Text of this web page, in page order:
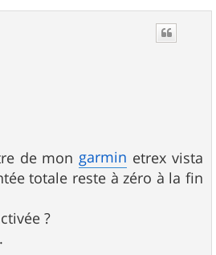
de mongarmin etrex vista
totale reste à zéro à la fin
?